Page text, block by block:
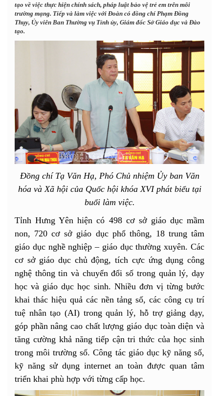
tạo về việc thực hiện chính sách, pháp luật bảo vệ trẻ em trên môi
trường mạng. Tiếp và làm việc với Đoàn có đồng chí Phạm Đồng
Thụy, Ủy viên Ban Thường vụ Tỉnh ủy, Giám đốc Sở Giáo dục và Đào
tạo.
Đồng chí Tạ Văn Hạ, Phó Chủ nhiệm Ủy ban Văn
hóa và Xã hội của Quốc hội khóa XVI phát biểu tại
buổi làm việc.
Tỉnh Hưng Yên hiện có 498 cơ sở giáo dục mầm
non, 720 cơ sở giáo dục phổ thông, 18 trung tâm
giáo dục nghề nghiệp – giáo dục thường xuyên. Các
cơ sở giáo dục chủ động, tích cực ứng dụng công
nghệ thông tin và chuyển đổi số trong quản lý, dạy
học và giáo dục học sinh. Nhiều đơn vị từng bước
khai thác hiệu quả các nền tảng số, các công cụ trí
tuệ nhân tạo (AI) trong quản lý, hỗ trợ giảng dạy,
góp phần nâng cao chất lượng giáo dục toàn diện và
tăng cường khả năng tiếp cận tri thức của học sinh
trong môi trường số. Công tác giáo dục kỹ năng số,
kỹ năng sử dụng internet an toàn được quan tâm
triển khai phù hợp với từng cấp học.